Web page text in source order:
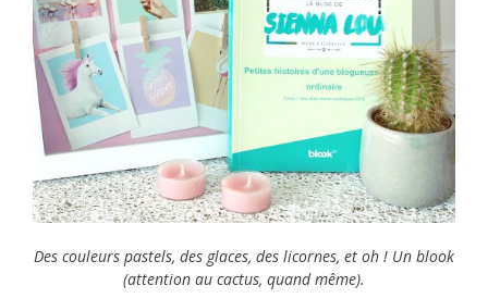
Des couleurs pastels, des glaces, des licornes, et oh ! Un blook
(attention au cactus, quand même).